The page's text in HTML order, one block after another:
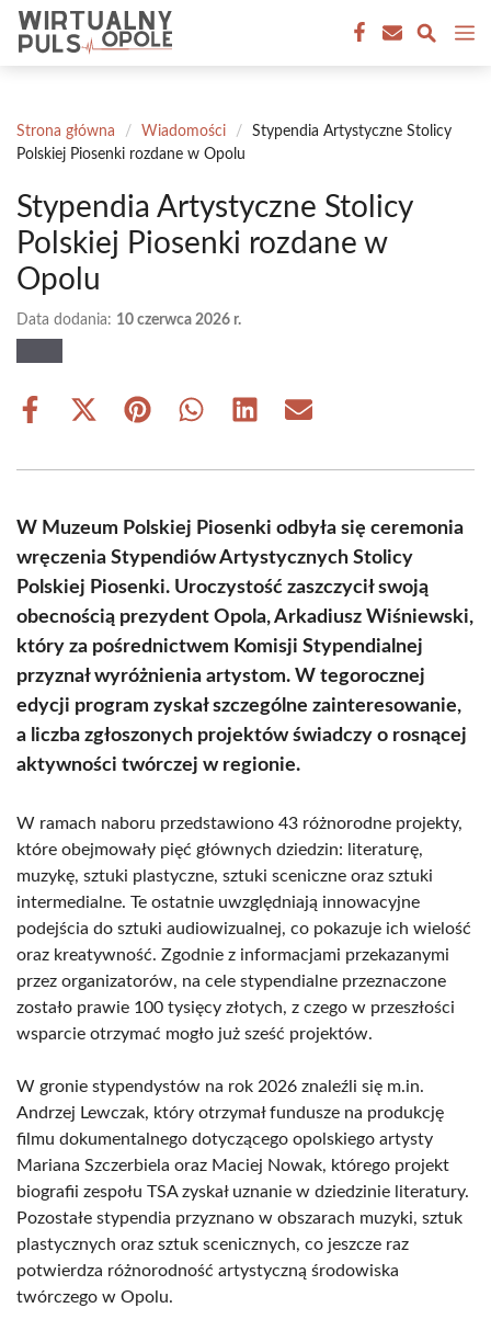
Przejdź
treści
Strona główna / Wiadomości /
Stypendia Artystyczne Stolicy
Polskiej Piosenki rozdane w Opolu
Stypendia Artystyczne Stolicy
Polskiej Piosenki rozdane w
Opolu
Data dodania: 10 czerwca 2026 r.
Share
Share
(Twitter)
Share Share Share Share
W Muzeum Polskiej Piosenki odbyła się ceremonia
wręczenia Stypendiów Artystycznych Stolicy
Polskiej Piosenki. Uroczystość zaszczycił swoją
obecnością prezydent Opola, Arkadiusz Wiśniewski,
który za pośrednictwem Komisji Stypendialnej
przyznał wyróżnienia artystom. W tegorocznej
edycji program zyskał szczególne zainteresowanie,
a liczba zgłoszonych projektów świadczy o rosnącej
aktywności twórczej w regionie.
W ramach naboru przedstawiono 43 różnorodne projekty,
które obejmowały pięć głównych dziedzin: literaturę,
muzykę, sztuki plastyczne, sztuki sceniczne oraz sztuki
intermedialne. Te ostatnie uwzględniają innowacyjne
podejścia do sztuki audiowizualnej, co pokazuje ich wielość
oraz kreatywność. Zgodnie z informacjami przekazanymi
przez organizatorów, na cele stypendialne przeznaczone
zostało prawie 100 tysięcy złotych, z czego w przeszłości
wsparcie otrzymać mogło już sześć projektów.
W gronie stypendystów na rok 2026 znaleźli się m.in.
Andrzej Lewczak, który otrzymał fundusze na produkcję
filmu dokumentalnego dotyczącego opolskiego artysty
Mariana Szczerbiela oraz Maciej Nowak, którego projekt
biografii zespołu TSA zyskał uznanie w dziedzinie literatury.
Pozostałe stypendia przyznano w obszarach muzyki, sztuk
plastycznych oraz sztuk scenicznych, co jeszcze raz
potwierdza różnorodność artystyczną środowiska
twórczego w Opolu.